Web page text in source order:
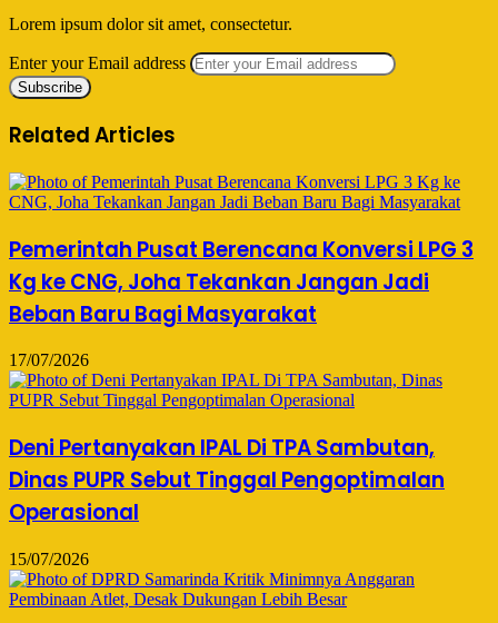
Lorem ipsum dolor sit amet, consectetur.
Enter your Email address
Related Articles
Pemerintah Pusat Berencana Konversi LPG 3
Kg ke CNG, Joha Tekankan Jangan Jadi
Beban Baru Bagi Masyarakat
17/07/2026
Deni Pertanyakan IPAL Di TPA Sambutan,
Dinas PUPR Sebut Tinggal Pengoptimalan
Operasional
15/07/2026